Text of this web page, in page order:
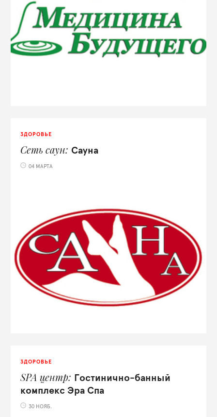
ЗДОРОВЬЕ
Сеть саун Сауна
04 МАРТА
ЗДОРОВЬЕ
SPA центр
Гостинично-банный
комплекс Эра Спа
30 НОЯБ.